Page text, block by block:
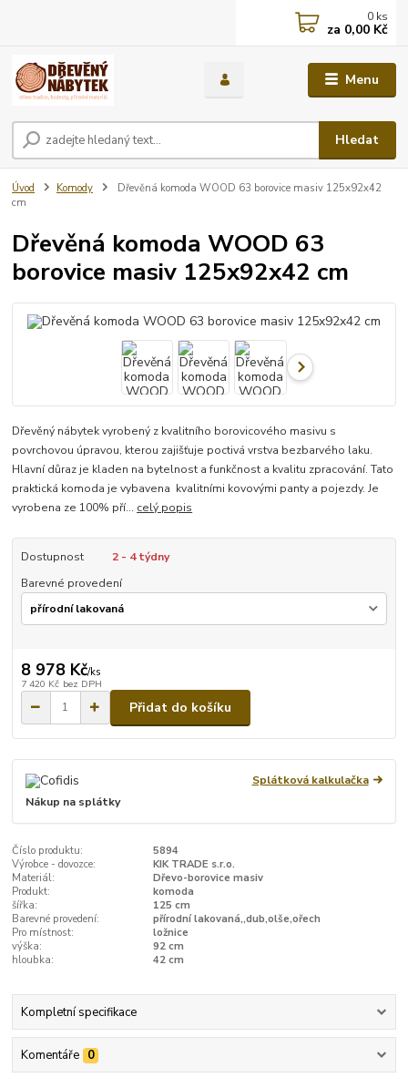
Menu
Hledat
0 ks
za 0,00 Kč
Úvod Komody
Dřevěná komoda WOOD 63 borovice masiv 125x92x42
cm
Dřevěná komoda WOOD 63
borovice masiv 125x92x42 cm
Dřevěný nábytek vyrobený z kvalitního borovicového masivu s
povrchovou úpravou, kterou zajišťuje poctivá vrstva bezbarvého laku.
Hlavní důraz je kladen na bytelnost a funkčnost a kvalitu zpracování. Tato
praktická komoda je vybavena kvalitními kovovými panty a pojezdy. Je
vyrobena ze 100% pří... celý popis
Dostupnost
2 - 4 týdny
Barevné provedení
8 978 Kč/ks
7 420 Kč bez DPH
Přidat do košíku
Splátková kalkulačka
Nákup na splátky
Číslo produktu:
5894
Výrobce - dovozce:
KIK TRADE s.r.o.
Materiál:
Dřevo-borovice masiv
Produkt:
komoda
šířka:
125 cm
Barevné provedení:
přírodní lakovaná,,dub,olše,ořech
Pro místnost:
ložnice
výška:
92 cm
hloubka:
42 cm
Kompletní specifikace
Komentáře 0